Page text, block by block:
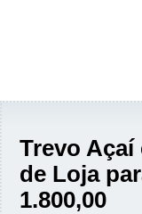
Trevo
de Loja
1.800,00